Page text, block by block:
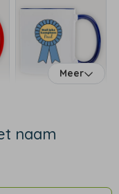
Meer
naam